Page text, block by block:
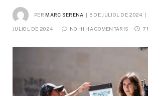
PER MARC SERENA 5 DE JULIOL DE 2024
JULIOL DE 2024 NO HI HA COMENTARIS 7